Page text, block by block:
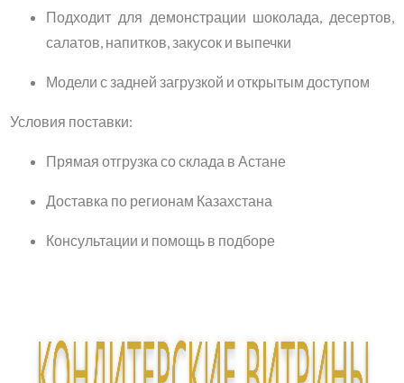
Подходит для демонстрации шоколада, десертов,
салатов, напитков, закусок и выпечки
Модели с задней загрузкой и открытым доступом
Условия поставки:
Прямая отгрузка со склада в Астане
Доставка по регионам Казахстана
Консультации и помощь в подборе